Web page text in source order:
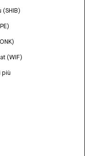
(SHIB)
(WIF)
più